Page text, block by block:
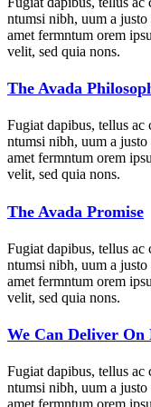
ntumsi nibh, uum a justo
amet fermntum orem
velit, sed quia nons.
The Avada
Fugiat dapibus, tellus ac
ntumsi nibh, uum a justo
amet fermntum orem
velit, sed quia nons.
The Avada Promise
Fugiat dapibus, tellus ac
ntumsi nibh, uum a justo
amet fermntum orem
velit, sed quia nons.
We Can Deliver On
Fugiat dapibus, tellus ac
ntumsi nibh, uum a justo